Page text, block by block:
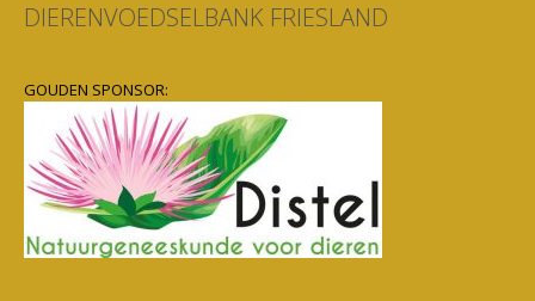
DIERENVOEDSELBANK FRIESLAND
GOUDEN SPONSOR: